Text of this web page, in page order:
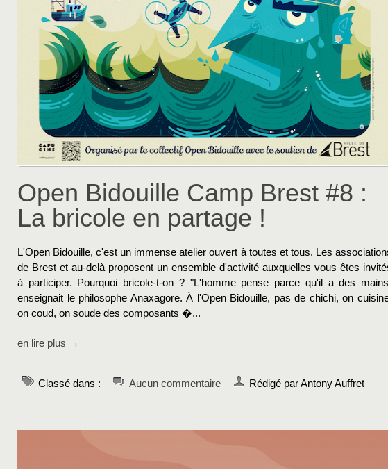
Open Bidouille Camp Brest #8 :
La bricole en partage !
L'Open Bidouille, c'est un immense atelier ouvert à toutes et tous. Les
de Brest et au-delà proposent un ensemble d'activité auxquelles vous êtes
à participer. Pourquoi bricole-t-on ? "L'homme pense parce qu'il a des
enseignait le philosophe Anaxagore. À l'Open Bidouille, pas de chichi, on
on coud, on soude des composants �...
en lire plus →
Classé dans : Aucun commentaire Rédigé par Antony Auffret